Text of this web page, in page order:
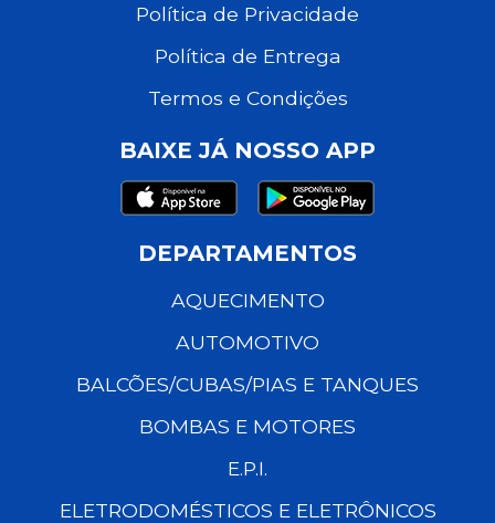
Política de Privacidade
Política de Entrega
Termos e Condições
BAIXE JÁ NOSSO APP
DEPARTAMENTOS
AQUECIMENTO
AUTOMOTIVO
BALCÕES/CUBAS/PIAS E TANQUES
BOMBAS E MOTORES
E.P.I.
ELETRODOMÉSTICOS E ELETRÔNICOS